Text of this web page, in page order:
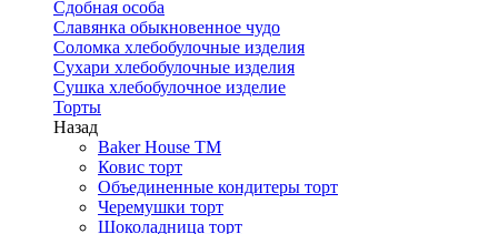
Сдобная особа
Славянка обыкновенное чудо
Соломка хлебобулочные изделия
Сухари хлебобулочные изделия
Сушка хлебобулочное изделие
Торты
Назад
Baker House ТМ
Ковис торт
Объединенные кондитеры торт
Черемушки торт
Шоколадница торт